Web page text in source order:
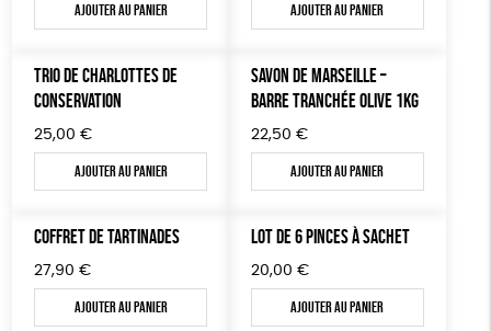
Ajouter au panier Ajouter au panier
TRIO DE CHARLOTTES DE
CONSERVATION
25,00 €
Ajouter au panier
SAVON DE MARSEILLE –
BARRE TRANCHÉE OLIVE 1KG
22,50 €
Ajouter au panier
COFFRET DE TARTINADES
27,90 €
Ajouter au panier
LOT DE 6 PINCES À SACHET
20,00 €
Ajouter au panier